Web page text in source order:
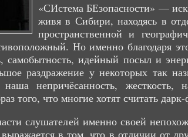
«СИстема БЕзопасности» —
живя в Сибири, находясь в
пространственной и
Но именно благодаря
самобытность, идейный посыл и
раздражение у некоторых так
непричёсанность, жесткость,
того, что многие хотят считать
слушателей именно своей
в том, что в отличии от